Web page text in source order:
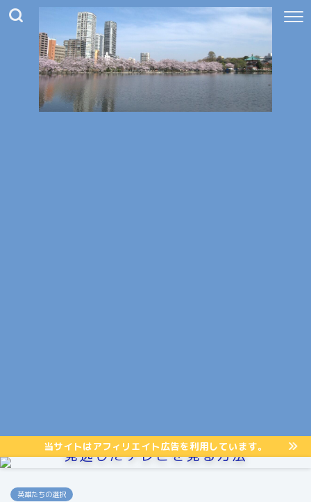
当サイトはアフィリエイト広告を利用しています。
見逃したテレビを見る方法
英雄たちの選択